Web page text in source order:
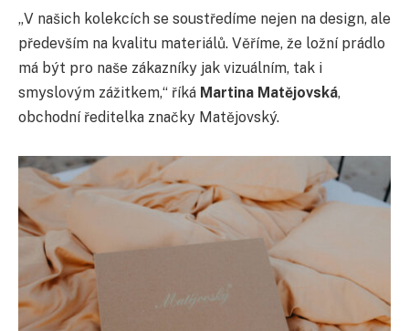
„V našich kolekcích se soustředíme nejen na design, ale
především na kvalitu materiálů. Věříme, že ložní prádlo
má být pro naše zákazníky jak vizuálním, tak i
smyslovým zážitkem,“ říká Martina Matějovská,
obchodní ředitelka značky Matějovský.